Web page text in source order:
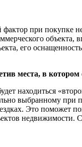
при покупке
его
места, в
находиться
выбранному
Это поможет
недвижимости.